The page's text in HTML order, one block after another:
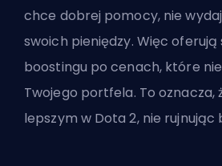
chce dobrej pomocy, nie
swoich pieniędzy. Więc oferują
boostingu po cenach, które
Twojego portfela. To oznacza,
lepszym w Dota 2, nie rujnując